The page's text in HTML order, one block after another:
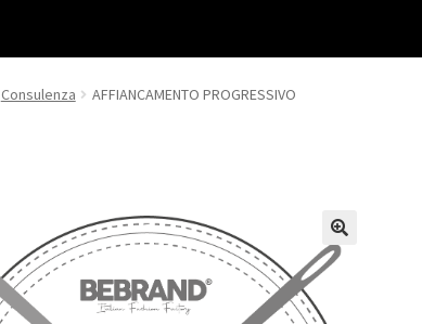
Consulenza AFFIANCAMENTO PROGRESSIVO
🔍